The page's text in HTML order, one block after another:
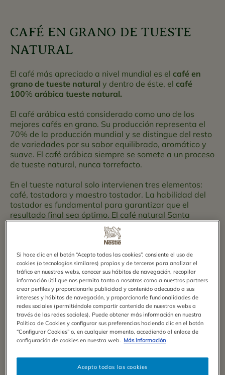
CAFÉ EN GRANO DE TUESTE
NATURAL
El café más apreciado a nivel mundial es el café en
grano de tueste natural y dentro de éste, el café
100% arábica tueste natural.
El café arábica está considerado como uno de los
mejores cafés en grano. Su producción representa el
70% de la producción mundial y se distingue del resto
de variedades por su sabor equilibrado, aromático y
suave. El café arábica siempre se somete a un proceso
de tueste natural, nunca torrefacto.
En el tueste natural solo intervienen tres elementos:
café, tostadora y maestro tostador. La habilidad del
tostador es fundamental para garantizar que el
resultado final sea óptimo. El café natural Santa
Cristina Suprema, elaborado con una selección de los
mejores cafés y tostado en nuestras instalaciones,
proporciona el placer de un café intenso, muy
aromático y con matices a madera y regaliz.
Si hace clic en el botón “Acepto todas las cookies”, consiente el uso de
cookies (o tecnologías similares) propias y de terceros para analizar el
tráfico en nuestras webs, conocer sus hábitos de navegación, recopilar
información útil que nos permita tanto a nosotros como a nuestros partners
crear perfiles y proporcionarle publicidad y contenido adecuado a sus
intereses y hábitos de navegación, y proporcionarle funcionalidades de
redes sociales (permitiéndole compartir contenido de nuestras webs a
través de las redes sociales). Puede obtener más información en nuestra
Política de Cookies y configurar sus preferencias haciendo clic en el botón
“Configurar Cookies” o, en cualquier momento, accediendo al enlace de
configuración de cookies en nuestra web. Más información
Acepto todas las cookies